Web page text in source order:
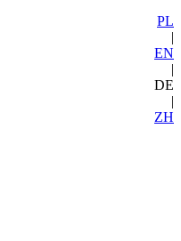
PL
|
EN
|
DE
|
ZH